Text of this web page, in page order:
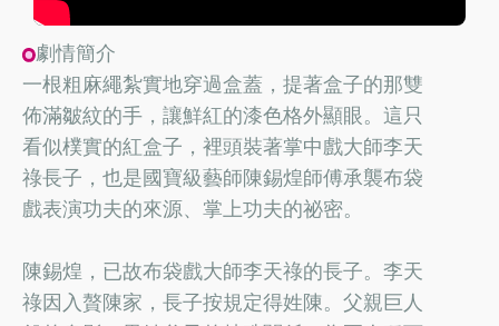
劇情簡介
一根粗麻繩紮實地穿過盒蓋，提著盒子的那雙
佈滿皺紋的手，讓鮮紅的漆色格外顯眼。這只
看似樸實的紅盒子，裡頭裝著掌中戲大師李天
祿長子，也是國寶級藝師陳錫煌師傅承襲布袋
戲表演功夫的來源、掌上功夫的祕密。
陳錫煌，已故布袋戲大師李天祿的長子。李天
祿因入贅陳家，長子按規定得姓陳。父親巨人